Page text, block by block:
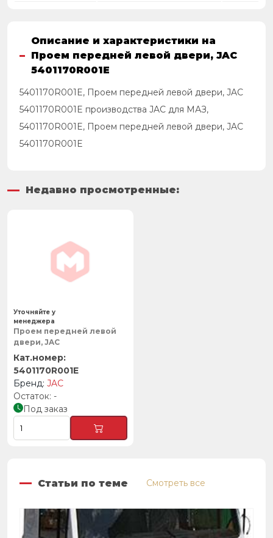
Описание и характеристики на
Проем передней левой двери, JAC
5401170R001E
5401170R001E, Проем передней левой двери, JAC
5401170R001E производства JAC для МАЗ,
5401170R001E, Проем передней левой двери, JAC
5401170R001E
Недавно просмотренные:
Проем передней левой
двери, JAC
5401170R001E
JAC
-
Под заказ
Уточняйте у
менеджера
Статьи по теме Смотреть все